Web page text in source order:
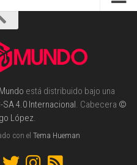
está distribuido bajo una
SA 4.0 Internacional. Cabecera ©
López.
con elTema Hueman